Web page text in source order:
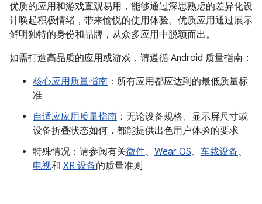
优质的应用和游戏直观易用，能够通过深思熟虑的差异化设
计唤起积极情绪，带来愉悦的使用体验。优质应用通过展示
鲜明独特的身份和品牌，从众多应用中脱颖而出。
如需打造高品质的应用或游戏，请遵循 Android 质量指南：
核心应用质量指南 ：所有应用都应达到的最低质量标
准
自适应应用质量指南 ：无论设备规格、显示屏尺寸或
设备折叠状态如何，都能提供出色用户体验的要求
特殊情况：请参阅有关微件、 Wear OS、 车载设备、
电视和 XR 设备的质量准则